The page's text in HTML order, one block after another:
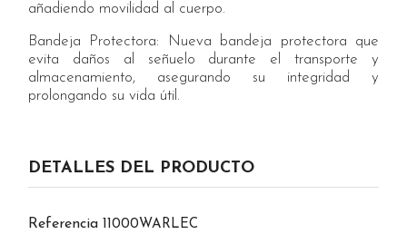
añadiendo movilidad al cuerpo.
Bandeja Protectora: Nueva bandeja protectora que
evita daños al señuelo durante el transporte y
almacenamiento, asegurando su integridad y
prolongando su vida útil.
DETALLES DEL PRODUCTO
Referencia 11000WARLEC